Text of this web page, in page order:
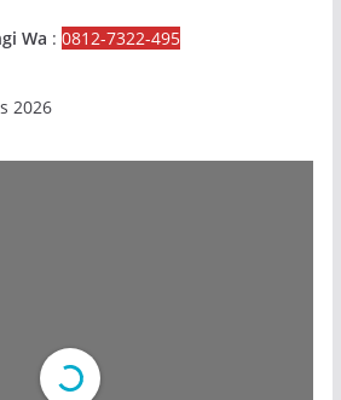
Wa : 0812-7322-495
2026